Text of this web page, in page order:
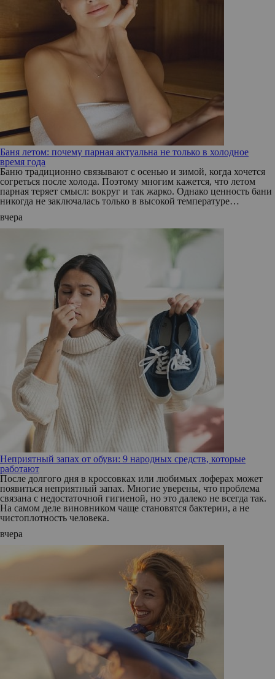
Баня летом: почему парная актуальна не только в холодное
время года
Баню традиционно связывают с осенью и зимой, когда хочется
согреться после холода. Поэтому многим кажется, что летом
парная теряет смысл: вокруг и так жарко. Однако ценность бани
никогда не заключалась только в высокой температуре…
вчера
Неприятный запах от обуви: 9 народных средств, которые
работают
После долгого дня в кроссовках или любимых лоферах может
появиться неприятный запах. Многие уверены, что проблема
связана с недостаточной гигиеной, но это далеко не всегда так.
На самом деле виновником чаще становятся бактерии, а не
чистоплотность человека.
вчера